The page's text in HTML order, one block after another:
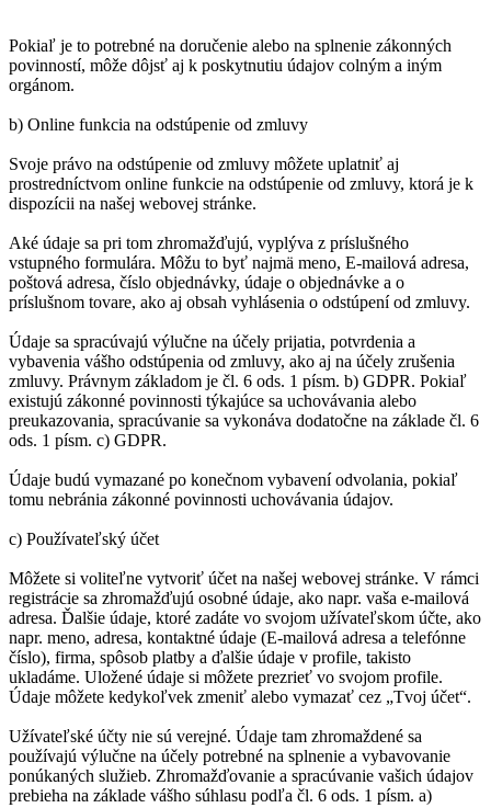
Pokiaľ je to potrebné na doručenie alebo na splnenie zákonných
povinností, môže dôjsť aj k poskytnutiu údajov colným a iným
orgánom.
b) Online funkcia na odstúpenie od zmluvy
Svoje právo na odstúpenie od zmluvy môžete uplatniť aj
prostredníctvom online funkcie na odstúpenie od zmluvy, ktorá je k
dispozícii na našej webovej stránke.
Aké údaje sa pri tom zhromažďujú, vyplýva z príslušného
vstupného formulára. Môžu to byť najmä meno, E-mailová adresa,
poštová adresa, číslo objednávky, údaje o objednávke a o
príslušnom tovare, ako aj obsah vyhlásenia o odstúpení od zmluvy.
Údaje sa spracúvajú výlučne na účely prijatia, potvrdenia a
vybavenia vášho odstúpenia od zmluvy, ako aj na účely zrušenia
zmluvy. Právnym základom je čl. 6 ods. 1 písm. b) GDPR. Pokiaľ
existujú zákonné povinnosti týkajúce sa uchovávania alebo
preukazovania, spracúvanie sa vykonáva dodatočne na základe čl. 6
ods. 1 písm. c) GDPR.
Údaje budú vymazané po konečnom vybavení odvolania, pokiaľ
tomu nebránia zákonné povinnosti uchovávania údajov.
c) Používateľský účet
Môžete si voliteľne vytvoriť účet na našej webovej stránke. V rámci
registrácie sa zhromažďujú osobné údaje, ako napr. vaša e-mailová
adresa. Ďalšie údaje, ktoré zadáte vo svojom užívateľskom účte, ako
napr. meno, adresa, kontaktné údaje (E-mailová adresa a telefónne
číslo), firma, spôsob platby a ďalšie údaje v profile, takisto
ukladáme. Uložené údaje si môžete prezrieť vo svojom profile.
Údaje môžete kedykoľvek zmeniť alebo vymazať cez „Tvoj účet“.
Užívateľské účty nie sú verejné. Údaje tam zhromaždené sa
používajú výlučne na účely potrebné na splnenie a vybavovanie
ponúkaných služieb. Zhromažďovanie a spracúvanie vašich údajov
prebieha na základe vášho súhlasu podľa čl. 6 ods. 1 písm. a)